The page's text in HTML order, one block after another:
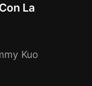
La
Kuo